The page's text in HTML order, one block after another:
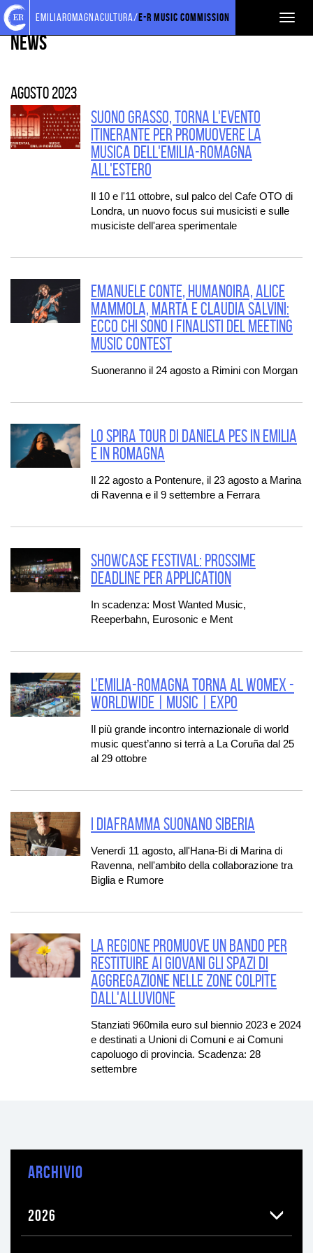
Torna
alla
home
page
Cerca
nel
sito
Salta
ai
contenuti
Salta
al
menu
principale
emiliaromagnacultura/E-R Music Commission
EVENTI E NEWS
News
agosto 2023
SUONO GRASSO, torna l'evento
itinerante per promuovere la
musica dell'Emilia-Romagna
all'estero
Il 10 e l'11 ottobre, sul palco del Cafe OTO di
Londra, un nuovo focus sui musicisti e sulle
musiciste dell'area sperimentale
Emanuele Conte, Humanoira, Alice
Mammola, Marta e Claudia Salvini:
ecco chi sono i finalisti del Meeting
Music Contest
Suoneranno il 24 agosto a Rimini con Morgan
LO SPIRA TOUR DI DANIELA PES IN EMILIA
E IN ROMAGNA
Il 22 agosto a Pontenure, il 23 agosto a Marina
di Ravenna e il 9 settembre a Ferrara
SHOWCASE FESTIVAL: prossime
deadline per application
In scadenza: Most Wanted Music,
Reeperbahn, Eurosonic e Ment
L’Emilia-Romagna torna al WOMEX -
Worldwide | Music | Expo
Il più grande incontro internazionale di world
music quest’anno si terrà a La Coruña dal 25
al 29 ottobre
I Diaframma suonano Siberia
Venerdì 11 agosto, all'Hana-Bi di Marina di
Ravenna, nell'ambito della collaborazione tra
Biglia e Rumore
La Regione promuove un bando per
restituire ai giovani gli spazi di
aggregazione nelle zone colpite
dall'alluvione
Stanziati 960mila euro sul biennio 2023 e 2024
e destinati a Unioni di Comuni e ai Comuni
capoluogo di provincia. Scadenza: 28
settembre
ARCHIVIO
2026